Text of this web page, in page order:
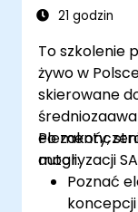
21 godzin
To szkolenie
żywo w
skierowane
elementy,
autoryzacji
Po
mogli:
Poznać
koncepcji